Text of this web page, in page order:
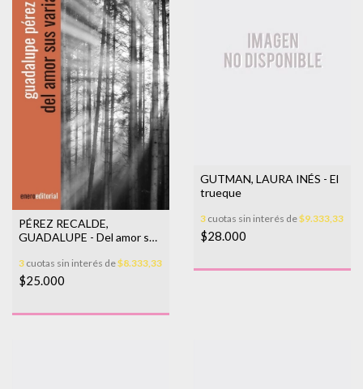
PÉREZ RECALDE,
GUADALUPE - Del amor sus
3 cuotas sin interés de$8.333,33
$25.000
GUTMAN, LAURA INÉS - El
trueque
3 cuotas sin interés de$9.333,33
$28.000